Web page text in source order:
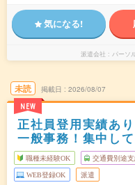
気になる!
派遣会社 パーソ
未読
NEW
掲載日 2026/08/07
正社員登用実績あ
一般事務！集中し
職種未経験OK 交通費別途支
WEB登録OK 派遣